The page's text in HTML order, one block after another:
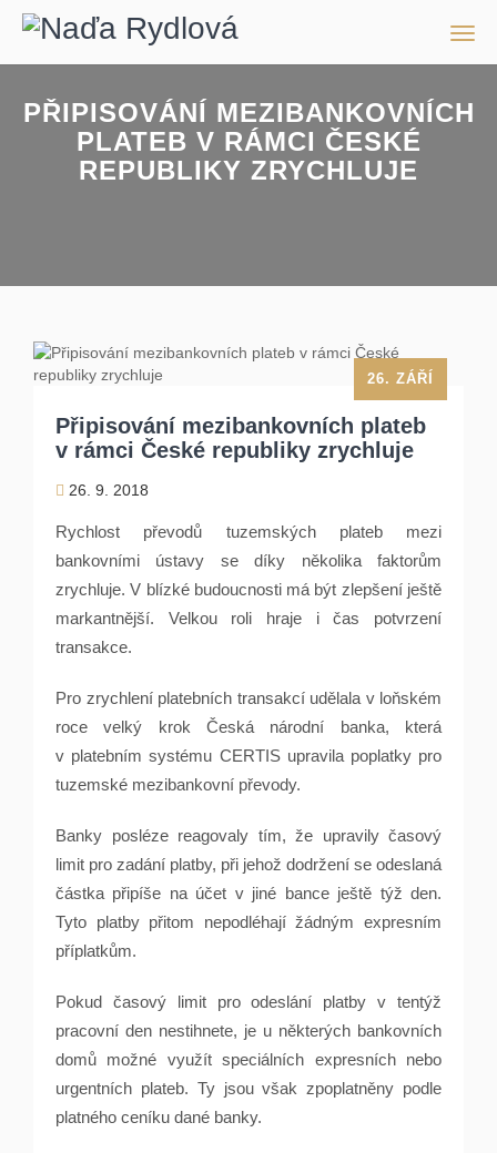
PŘIPISOVÁNÍ MEZIBANKOVNÍCH
PLATEB V RÁMCI ČESKÉ
REPUBLIKY ZRYCHLUJE
Připisování mezibankovních plateb
v rámci České republiky zrychluje
26. 9. 2018
26. ZÁŘÍ
Rychlost převodů tuzemských plateb mezi
bankovními ústavy se díky několika faktorům
zrychluje. V blízké budoucnosti má být zlepšení ještě
markantnější. Velkou roli hraje i čas potvrzení
transakce.
Pro zrychlení platebních transakcí udělala v loňském
roce velký krok Česká národní banka, která
v platebním systému CERTIS upravila poplatky pro
tuzemské mezibankovní převody.
Banky posléze reagovaly tím, že upravily časový
limit pro zadání platby, při jehož dodržení se odeslaná
částka připíše na účet v jiné bance ještě týž den.
Tyto platby přitom nepodléhají žádným expresním
příplatkům.
Pokud časový limit pro odeslání platby v tentýž
pracovní den nestihnete, je u některých bankovních
domů možné využít speciálních expresních nebo
urgentních plateb. Ty jsou však zpoplatněny podle
platného ceníku dané banky.